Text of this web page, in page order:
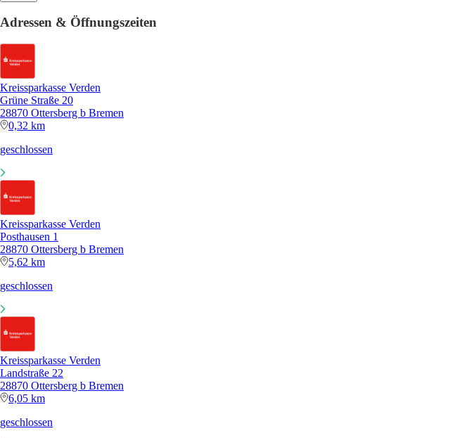
Adressen & Öffnungszeiten
Kreissparkasse Verden
Grüne Straße 20
28870 Ottersberg b Bremen
0,32 km
geschlossen
Kreissparkasse Verden
Posthausen 1
28870 Ottersberg b Bremen
5,62 km
geschlossen
Kreissparkasse Verden
Landstraße 22
28870 Ottersberg b Bremen
6,05 km
geschlossen